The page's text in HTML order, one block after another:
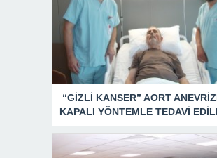
“GİZLİ KANSER” AORT
KAPALI YÖNTEMLE TEDAVİ